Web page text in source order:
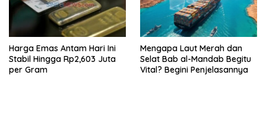
Harga Emas Antam Hari Ini
Stabil Hingga Rp2,603 Juta
per Gram
Mengapa Laut Merah dan
Selat Bab al-Mandab Begitu
Vital? Begini Penjelasannya